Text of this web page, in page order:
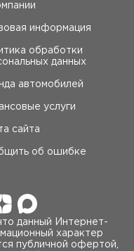
информация
обработки
данных
автомобилей
услуги
сайта
об ошибке
данный Интернет-
характер
публичной офертой,